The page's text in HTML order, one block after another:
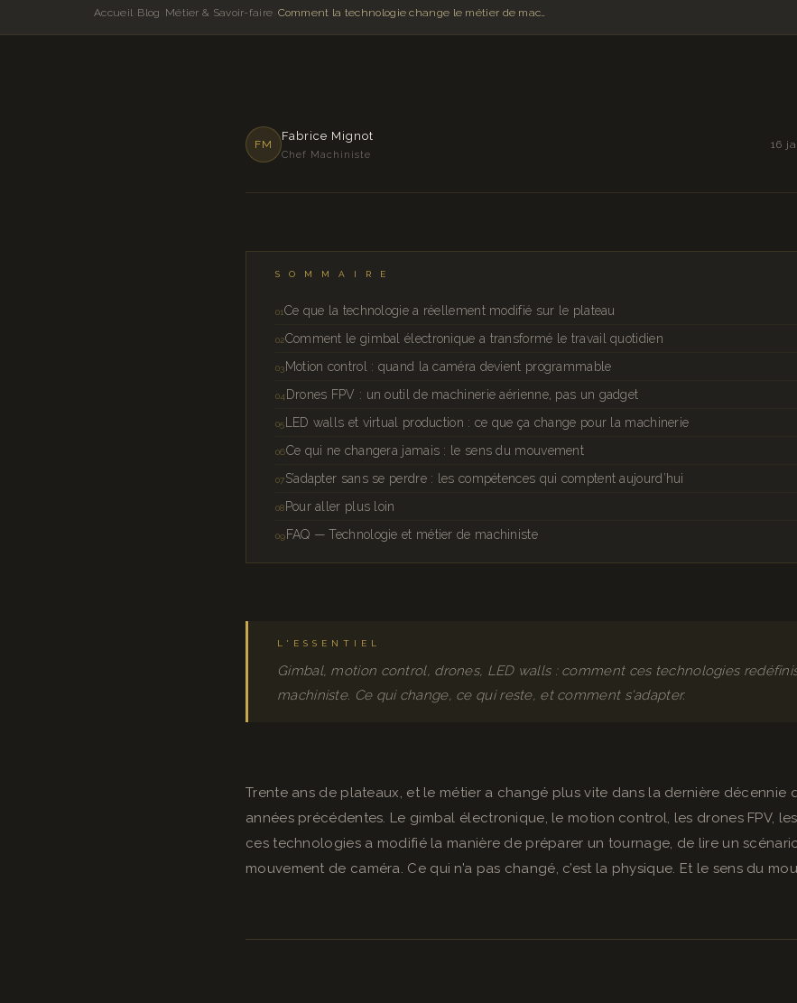
Accueil Blog Métier & Savoir-faire Comment la technologie change le métier de machiniste au cinéma
FM
Fabrice Mignot
Chef Machiniste
16
SOMMAIRE
Ce que la technologie a réellement modifié sur le plateau
Comment le gimbal électronique a transformé le travail quotidien
Motion control : quand la caméra devient programmable
Drones FPV : un outil de machinerie aérienne, pas un gadget
LED walls et virtual production : ce que ça change pour la machinerie
Ce qui ne changera jamais : le sens du mouvement
S’adapter sans se perdre : les compétences qui comptent aujourd’hui
Pour aller plus loin
FAQ — Technologie et métier de machiniste
L'ESSENTIEL
Gimbal, motion control, drones, LED walls : comment ces technologies
machiniste. Ce qui change, ce qui reste, et comment s'adapter.
Trente ans de plateaux, et le métier a changé plus vite dans la dernière décennie
années précédentes. Le gimbal électronique, le motion control, les drones FPV,
ces technologies a modifié la manière de préparer un tournage, de lire un
mouvement de caméra. Ce qui n’a pas changé, c’est la physique. Et le sens du